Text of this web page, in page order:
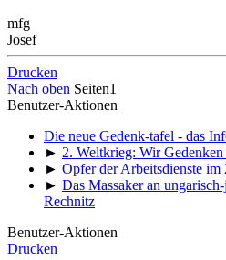
mfg
Josef
Drucken
Nach oben Seiten1
Benutzer-Aktionen
Die neue Gedenk-tafel - das
► 2. Weltkrieg: Wir Gedenken
► Opfer der Arbeitsdienste im
► Das Massaker an
Rechnitz
Benutzer-Aktionen
Drucken